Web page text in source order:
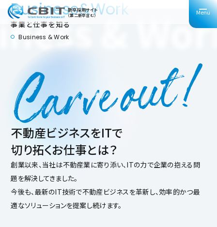
新卒採用サイト
（第二新卒含む）
Business&Work
事業と仕事を知る &
Business & Work
不動産ビジネスをITで
切り拓くお仕事とは？
創業以来、当社は不動産業に寄り添い、ITの力で企業の抱える問
題を解決してきました。
今後も、最新のIT技術で不動産ビジネスを革新し、効率的かつ最
適なソリューションを提案し続けます。